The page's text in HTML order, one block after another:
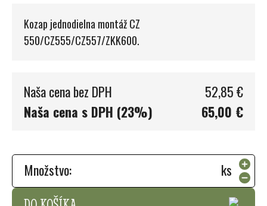
Kozap jednodielna montáž CZ
550/CZ555/CZ557/ZKK600.
Naša cena bez DPH
52,85 €
Naša cena s DPH (23%)
65,00 €
Množstvo:
ks